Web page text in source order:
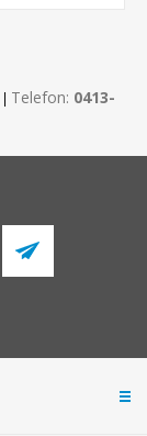
Telefon: 0413-